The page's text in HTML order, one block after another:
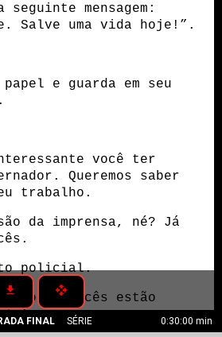
FINAL SÉRIE 0:30:00 min
get_app open_with
mensagem:
Salve uma vida hoje!”.
papel e guarda em seu
você ter
Queremos saber
trabalho.
da imprensa, né? Já
policial.
Vocês estão